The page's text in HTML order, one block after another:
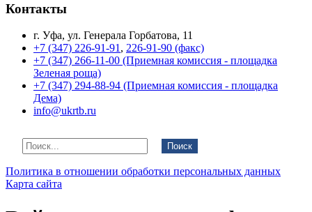
Контакты
г. Уфа, ул. Генерала Горбатова, 11
+7 (347) 226-91-91 , 226-91-90 (факс)
+7 (347) 266-11-00 (Приемная комиссия - площадка
Зеленая роща)
+7 (347) 294-88-94 (Приемная комиссия - площадка
Дема)
info@ukrtb.ru
Поиск
Политика в отношении обработки персональных данных
Карта сайта